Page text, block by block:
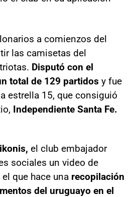
a comienzos del
las camisetas del
Disputó con el
total de 129 partidos y fue
estrella 15, que consiguió
Independiente Santa Fe.
el club embajador
sociales un video de
que hace una recopilación
del uruguayo en el